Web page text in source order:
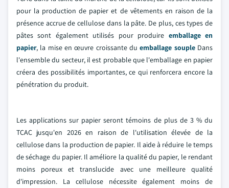
pour la production de papier et de vêtements en raison de la
présence accrue de cellulose dans la pâte. De plus, ces types de
pâtes sont également utilisés pour produire emballage en
papier, la mise en œuvre croissante duemballage soupleDans
l'ensemble du secteur, il est probable que l'emballage en papier
créera des possibilités importantes, ce qui renforcera encore la
pénétration du produit.
Les applications sur papier seront témoins de plus de 3 % du
TCAC jusqu'en 2026 en raison de l'utilisation élevée de la
cellulose dans la production de papier. Il aide à réduire le temps
de séchage du papier. Il améliore la qualité du papier, le rendant
moins poreux et translucide avec une meilleure qualité
d'impression. La cellulose nécessite également moins de